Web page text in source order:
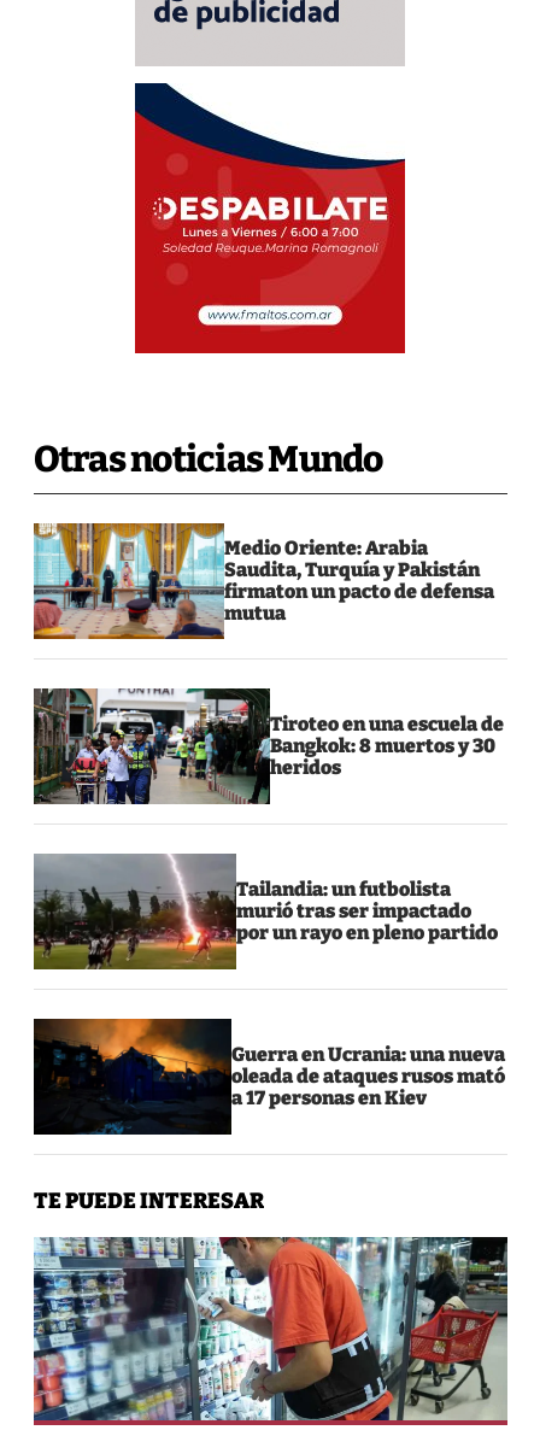
Otras noticias Mundo
Medio Oriente: Arabia
Saudita, Turquía y Pakistán
firmaton un pacto de defensa
mutua
Tiroteo en una escuela de
Bangkok: 8 muertos y 30
heridos
Tailandia: un futbolista
murió tras ser impactado
por un rayo en pleno partido
Guerra en Ucrania: una nueva
oleada de ataques rusos mató
a 17 personas en Kiev
TE PUEDE INTERESAR